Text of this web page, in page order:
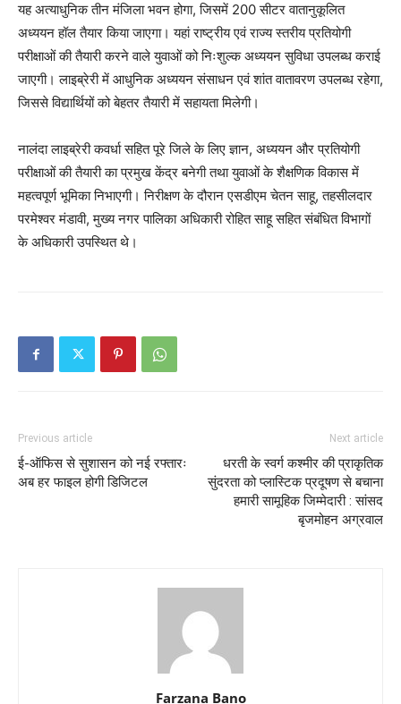
यह अत्याधुनिक तीन मंजिला भवन होगा, जिसमें 200 सीटर वातानुकूलित
अध्ययन हॉल तैयार किया जाएगा। यहां राष्ट्रीय एवं राज्य स्तरीय प्रतियोगी
परीक्षाओं की तैयारी करने वाले युवाओं को निःशुल्क अध्ययन सुविधा उपलब्ध कराई
जाएगी। लाइब्रेरी में आधुनिक अध्ययन संसाधन एवं शांत वातावरण उपलब्ध रहेगा,
जिससे विद्यार्थियों को बेहतर तैयारी में सहायता मिलेगी।
नालंदा लाइब्रेरी कवर्धा सहित पूरे जिले के लिए ज्ञान, अध्ययन और प्रतियोगी
परीक्षाओं की तैयारी का प्रमुख केंद्र बनेगी तथा युवाओं के शैक्षणिक विकास में
महत्वपूर्ण भूमिका निभाएगी। निरीक्षण के दौरान एसडीएम चेतन साहू, तहसीलदार
परमेश्वर मंडावी, मुख्य नगर पालिका अधिकारी रोहित साहू सहित संबंधित विभागों
के अधिकारी उपस्थित थे।
Previous article
ई-ऑफिस से सुशासन को नई रफ्तारः
अब हर फाइल होगी डिजिटल
Next article
धरती के स्वर्ग कश्मीर की प्राकृतिक
सुंदरता को प्लास्टिक प्रदूषण से बचाना
हमारी सामूहिक जिम्मेदारी : सांसद
बृजमोहन अग्रवाल
Farzana Bano